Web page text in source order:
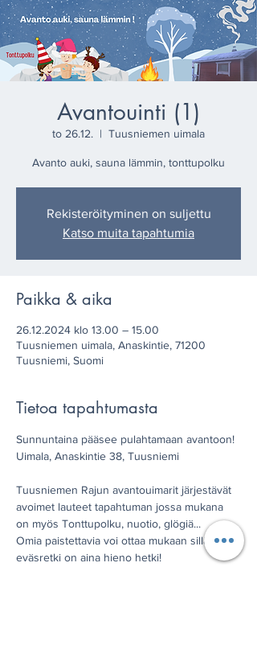
Avantouinti (1)
to 26.12.
  |
Tuusniemen uimala
Avanto auki, sauna lämmin, tonttupolku
Rekisteröityminen on suljettu
Katso muita tapahtumia
Paikka & aika
26.12.2024 klo 13.00 – 15.00
Tuusniemen uimala, Anaskintie, 71200
Tuusniemi, Suomi
Tietoa tapahtumasta
Sunnuntaina pääsee pulahtamaan avantoon!
Uimala, Anaskintie 38, Tuusniemi
Tuusniemen Rajun avantouimarit järjestävät
avoimet lauteet tapahtuman jossa mukana
on myös Tonttupolku, nuotio, glögiä...
Omia paistettavia voi ottaa mukaan sillä
eväsretki on aina hieno hetki!